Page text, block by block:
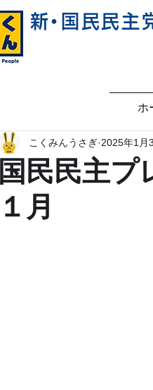
新・ 国民民主
ホ
国民民主
１月
こくみんうさぎ 2025年1月